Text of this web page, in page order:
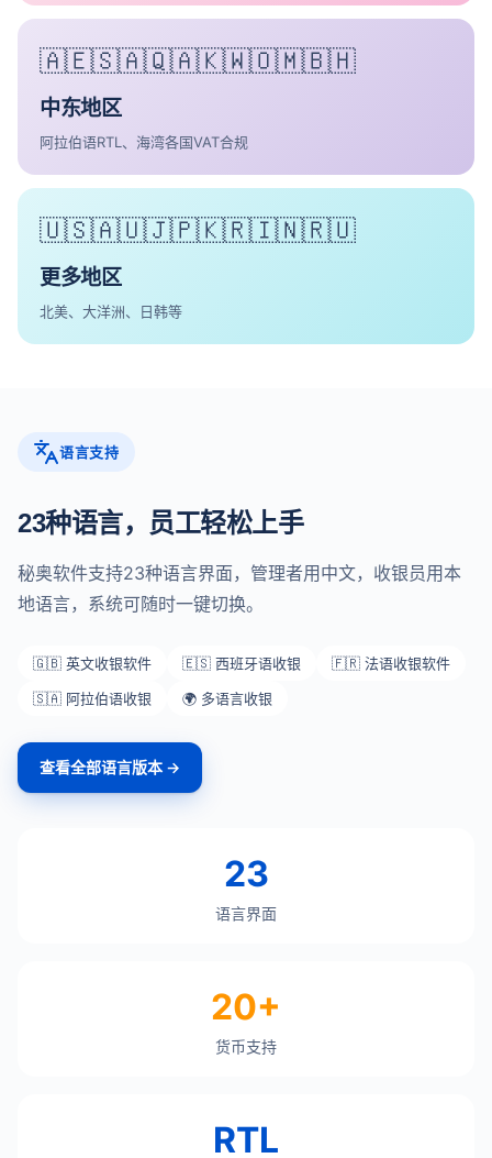
🇦🇪🇸🇦🇶🇦🇰🇼🇴🇲🇧🇭
中东地区
阿拉伯语RTL、海湾各国VAT合规
🇺🇸🇦🇺🇯🇵🇰🇷🇮🇳🇷🇺
更多地区
北美、大洋洲、日韩等
语言支持
23种语言，员工轻松上手
秘奥软件支持23种语言界面，管理者用中文，收银员用本
地语言，系统可随时一键切换。
🇬🇧 英文收银软件 🇪🇸 西班牙语收银
🇫🇷 法语收银软件
🇸🇦 阿拉伯语收银
🌍 多语言收银
查看全部语言版本 →
23
语言界面
20+
货币支持
RTL